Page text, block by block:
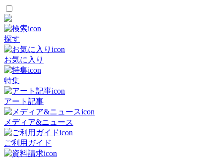
探す
お気に入り
特集
アート記事
メディア&ニュース
ご利用ガイド